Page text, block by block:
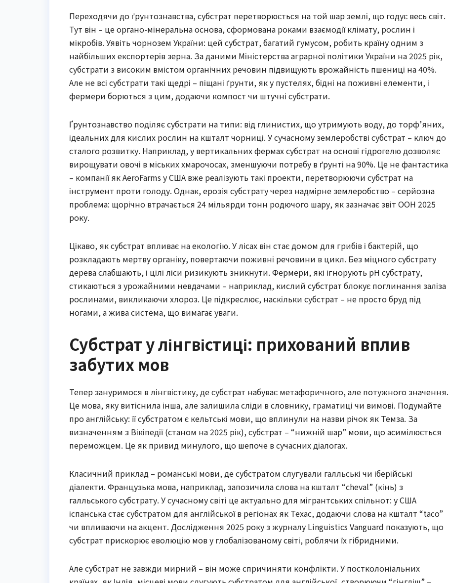
Переходячи до ґрунтознавства, субстрат перетворюється на той шар землі, що годує весь світ.
Тут він – це органо-мінеральна основа, сформована роками взаємодії клімату, рослин і
мікробів. Уявіть чорнозем України: цей субстрат, багатий гумусом, робить країну одним з
найбільших експортерів зерна. За даними Міністерства аграрної політики України на 2025 рік,
субстрати з високим вмістом органічних речовин підвищують врожайність пшениці на 40%.
Але не всі субстрати такі щедрі – піщані ґрунти, як у пустелях, бідні на поживні елементи, і
фермери борються з цим, додаючи компост чи штучні субстрати.
Ґрунтознавство поділяє субстрати на типи: від глинистих, що утримують воду, до торф’яних,
ідеальних для кислих рослин на кшталт чорниці. У сучасному землеробстві субстрат – ключ до
сталого розвитку. Наприклад, у вертикальних фермах субстрат на основі гідрогелю дозволяє
вирощувати овочі в міських хмарочосах, зменшуючи потребу в ґрунті на 90%. Це не фантастика
– компанії як AeroFarms у США вже реалізують такі проекти, перетворюючи субстрат на
інструмент проти голоду. Однак, ерозія субстрату через надмірне землеробство – серйозна
проблема: щорічно втрачається 24 мільярди тонн родючого шару, як зазначає звіт ООН 2025
року.
Цікаво, як субстрат впливає на екологію. У лісах він стає домом для грибів і бактерій, що
розкладають мертву органіку, повертаючи поживні речовини в цикл. Без міцного субстрату
дерева слабшають, і цілі ліси ризикують зникнути. Фермери, які ігнорують pH субстрату,
стикаються з урожайними невдачами – наприклад, кислий субстрат блокує поглинання заліза
рослинами, викликаючи хлороз. Це підкреслює, наскільки субстрат – не просто бруд під
ногами, а жива система, що вимагає уваги.
Субстрат у лінгвістиці: прихований вплив
забутих мов
Тепер зануримося в лінгвістику, де субстрат набуває метафоричного, але потужного значення.
Це мова, яку витіснила інша, але залишила сліди в словнику, граматиці чи вимові. Подумайте
про англійську: її субстратом є кельтські мови, що вплинули на назви річок як Темза. За
визначенням з Вікіпедії (станом на 2025 рік), субстрат – “нижній шар” мови, що асимілюється
переможцем. Це як привид минулого, що шепоче в сучасних діалогах.
Класичний приклад – романські мови, де субстратом слугували галльські чи іберійські
діалекти. Французька мова, наприклад, запозичила слова на кшталт “cheval” (кінь) з
галльського субстрату. У сучасному світі це актуально для мігрантських спільнот: у США
іспанська стає субстратом для англійської в регіонах як Техас, додаючи слова на кшталт “taco”
чи впливаючи на акцент. Дослідження 2025 року з журналу Linguistics Vanguard показують, що
субстрат прискорює еволюцію мов у глобалізованому світі, роблячи їх гібридними.
Але субстрат не завжди мирний – він може спричиняти конфлікти. У постколоніальних